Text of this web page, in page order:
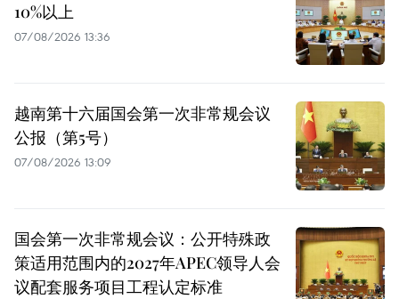
10%以上
07/08/2026 13:36
越南第十六届国会第一次非常规会议
公报（第5号）
07/08/2026 13:09
国会第一次非常规会议：公开特殊政
策适用范围内的2027年APEC领导人会
议配套服务项目工程认定标准